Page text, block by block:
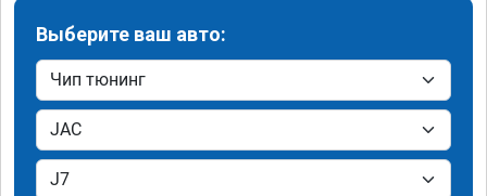
Выберите ваш авто: